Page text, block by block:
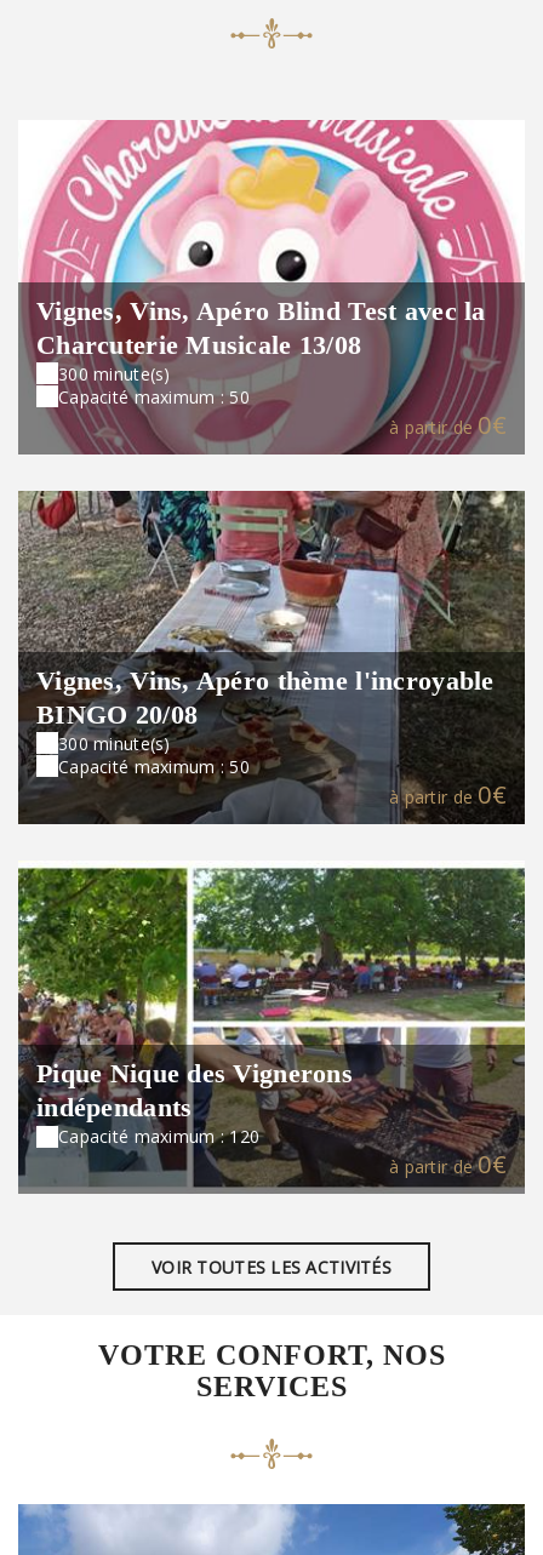
Vignes, Vins, Apéro Blind Test avec la
Charcuterie Musicale 13/08
300 minute(s)
Capacité maximum : 50
à partir de0€
Vignes, Vins, Apéro thème l'incroyable
BINGO 20/08
300 minute(s)
Capacité maximum : 50
à partir de0€
Pique Nique des Vignerons
indépendants
Capacité maximum : 120
à partir de0€
VOIR TOUTES LES ACTIVITÉS
VOTRE CONFORT, NOS
SERVICES